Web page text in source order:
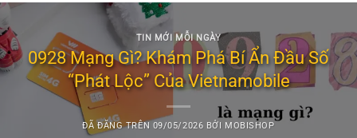
TIN MỚI MỖI NGÀY
0928 Mạng Gì? Khám Phá Bí Ẩn Đầu Số
“Phát Lộc” Của Vietnamobile
ĐÃ ĐĂNG TRÊN 09/05/2026 BỞI MOBISHOP